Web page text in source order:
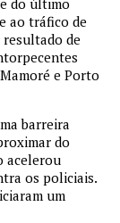
do último
ao tráfico de
de
e Porto
barreira
do
acelerou
os policiais.
um